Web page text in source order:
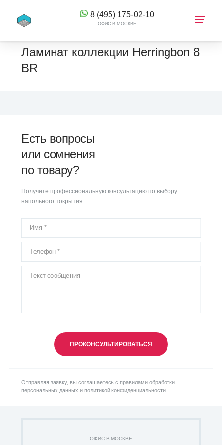
8 (495) 175-02-10
ОФИС В МОСКВЕ
Ламинат коллекции Herringbon 8
BR
Есть вопросы
или сомнения
по товару?
Получите профессиональную консультацию по выбору
напольного покрытия
ПРОКОНСУЛЬТИРОВАТЬСЯ
Отправляя заявку, вы соглашаетесь с правилами обработки
персональных данных и политикой конфиденциальности.
ОФИС В МОСКВЕ